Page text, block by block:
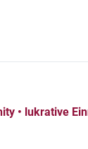
• lukrative